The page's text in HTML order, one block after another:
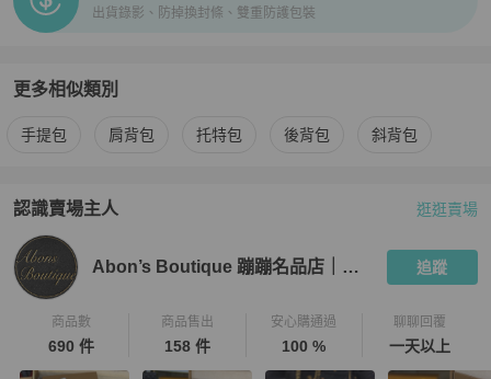
出貨錄影、防掉換封條、雙重防護包裝
更多相似類別
更多Louis Vuitton女包 相似商品推薦
手提包 肩背包 托特包 後背包 斜背包
認識賣場主人
PopChill 拍拍圈嚴選賣家 Abon’s Boutique 蹦蹦名品店｜二手
逛逛賣場
Abon’s Boutique 蹦蹦名品店｜二手名牌·古董包 追蹤
商品數
690 件
商品售出
158 件
安心購通過
100 %
聊聊回覆
一天以上